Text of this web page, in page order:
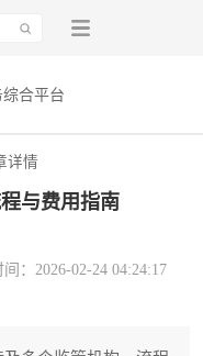
合平台
详情
与费用指南
间：2026-02-24 04:24:17